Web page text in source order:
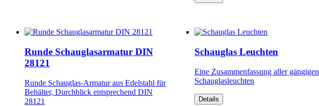
Runde Schauglasarmatur DIN
28121
Runde Schauglas-Armatur aus Edelstahl für
Behälter, Durchblick entsprechend DIN
28121
Schauglas Leuchten
Eine Zusammenfassung aller gängigen
Schauglasleuchten
Details